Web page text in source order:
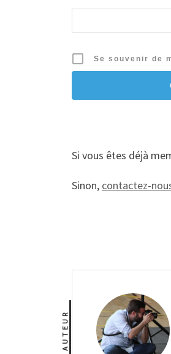
Se souvenir de
Si vous êtes déjà
Sinon, contactez-
AUTEUR